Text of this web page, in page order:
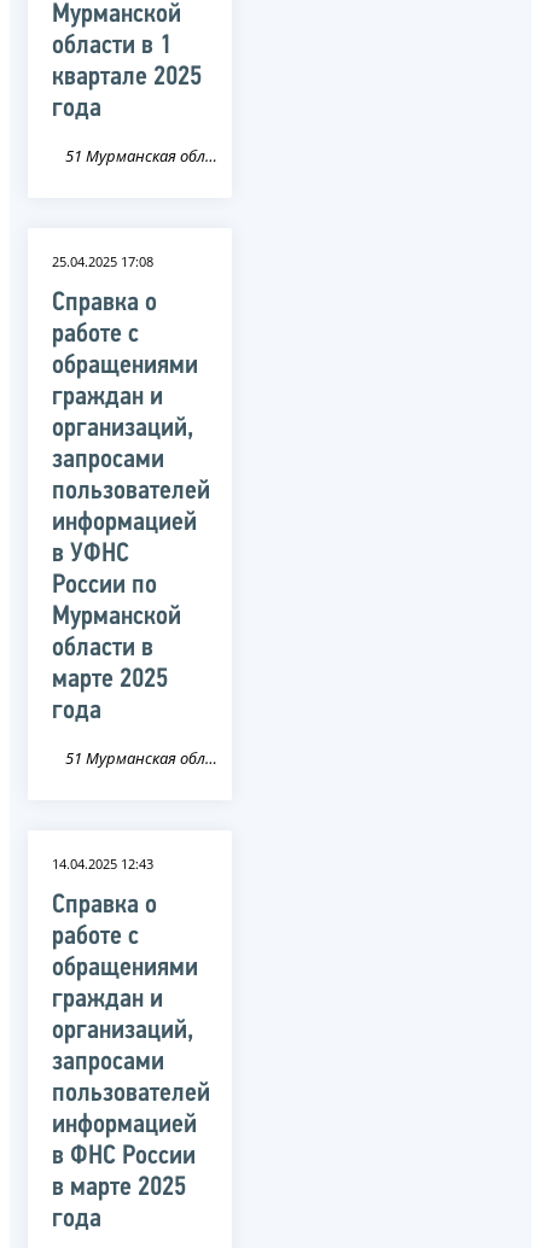
Мурманской
области в 1
квартале 2025
года
51 Мурманская область
25.04.2025 17:08
Справка о
работе с
обращениями
граждан и
организаций,
запросами
пользователей
информацией
в УФНС
России по
Мурманской
области в
марте 2025
года
51 Мурманская область
14.04.2025 12:43
Справка о
работе с
обращениями
граждан и
организаций,
запросами
пользователей
информацией
в ФНС России
в марте 2025
года